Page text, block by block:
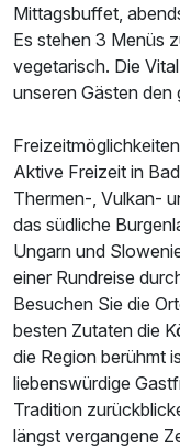
Ausstattung
Zusatznächte
Für 5 Tage
Mittagsbuffet,
Es stehen 3 Menüs
vegetarisch. Die
unseren Gästen den
Freizeitmöglichkeiten
Aktive Freizeit in
Thermen-, Vulkan-
das südliche
Ungarn und
einer Rundreise
Besuchen Sie die
besten Zutaten die
die Region berühmt
liebenswürdige
Tradition
längst vergangene